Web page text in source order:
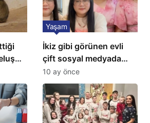
İkiz gibi görünen evli
çift sosyal medyada
gündem oldu
Yaşam
10 ay önce